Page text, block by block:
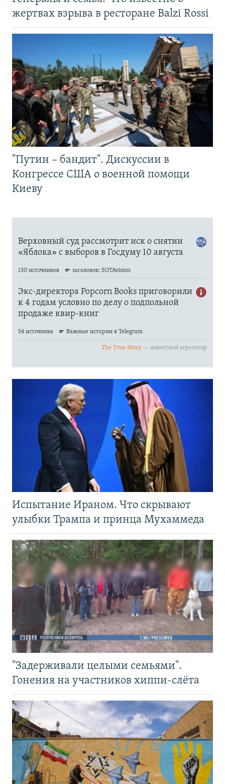
жертвах взрыва в ресторане Balzi Rossi
"Путин – бандит". Дискуссии в
Конгрессе США о военной помощи
Киеву
Испытание Ираном. Что скрывают
улыбки Трампа и принца Мухаммеда
"Задерживали целыми семьями".
Гонения на участников хиппи-слёта